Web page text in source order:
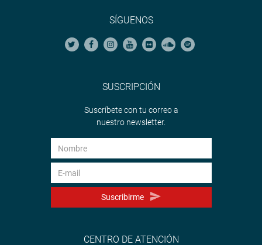
SÍGUENOS
SUSCRIPCIÓN
Suscríbete con tu correo a
nuestro newsletter.
Suscribirme
CENTRO DE ATENCIÓN